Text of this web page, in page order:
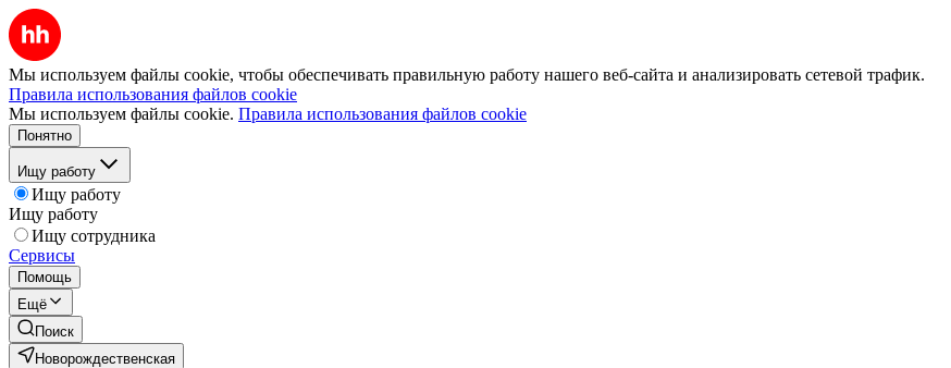
Мы используем файлы cookie, чтобы обеспечивать правильную работу нашего веб-сайта и анализировать сетевой трафик.
Правила использования файлов cookie
Мы используем файлы cookie. Правила использования файлов cookie
Понятно
Ищу работу
Ищу работу
Ищу работу
Ищу сотрудника
Сервисы
Помощь
Ещё
Поиск
Новорождественская